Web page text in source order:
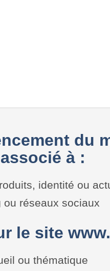
du
à :
identité ou
ou réseaux sociaux
le site
ou thématique